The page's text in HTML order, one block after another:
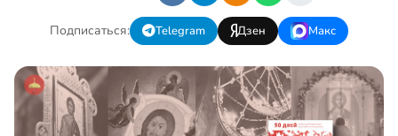
Подписаться: Telegram Дзен Макс